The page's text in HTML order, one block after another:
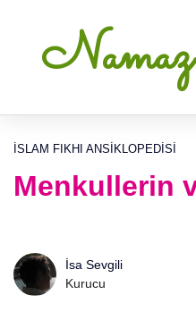
İSLAM FIKHI ANSIKLOPEDISI
Menkullerin
İsa Sevgili
Kurucu